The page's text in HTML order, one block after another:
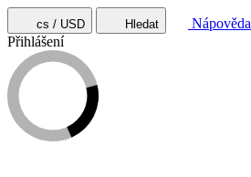
cs / USD Hledat
Nápověda
Přihlášení